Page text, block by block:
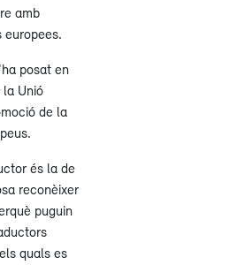
amb
posat en
Unió
de la
és la de
reconèixer
puguin
quals es